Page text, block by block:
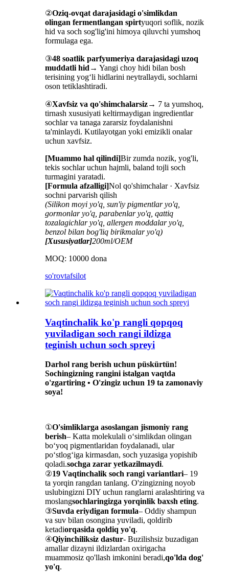
②Oziq-ovqat darajasidagi o'simlikdan
olingan fermentlangan spirtyuqori soflik, nozik
hid va soch sog'lig'ini himoya qiluvchi yumshoq
formulaga ega.
③48 soatlik parfyumeriya darajasidagi uzoq
muddatli hid → Yangi choy hidi bilan bosh
terisining yog‘li hidlarini neytrallaydi, sochlarni
oson tetiklashtiradi.
④Xavfsiz va qo'shimchalarsiz→ 7 ta yumshoq,
tirnash xususiyati keltirmaydigan ingredientlar
sochlar va tanaga zararsiz foydalanishni
ta'minlaydi. Kutilayotgan yoki emizikli onalar
uchun xavfsiz.
[Muammo hal qilindi]Bir zumda nozik, yog'li,
tekis sochlar uchun hajmli, baland tojli soch
turmagini yaratadi.
[Formula afzalligi]Nol qo'shimchalar · Xavfsiz
sochni parvarish qilish
(Silikon moyi yo'q, sun'iy pigmentlar yo'q,
gormonlar yo'q, parabenlar yo'q, qattiq
tozalagichlar yo'q, allergen moddalar yo'q,
benzol bilan bog'liq birikmalar yo'q)
[Xususiyatlar]200ml/OEM
MOQ: 10000 dona
so'rovtafsilot
Vaqtinchalik ko'p rangli qopqoq
yuviladigan soch rangi ildizga
teginish uchun soch spreyi
Darhol rang berish uchun püskürtün!
Sochingizning rangini istalgan vaqtda
o'zgartiring • O'zingiz uchun 19 ta zamonaviy
soya!
①O'simliklarga asoslangan jismoniy rang
berish– Katta molekulali o‘simlikdan olingan
bo‘yoq pigmentlaridan foydalanadi, ular
po‘stlog‘iga kirmasdan, soch yuzasiga yopishib
qoladi.sochga zarar yetkazilmaydi.
②19 Vaqtinchalik soch rangi variantlari– 19
ta yorqin rangdan tanlang. O'zingizning noyob
uslubingizni DIY uchun ranglarni aralashtiring va
moslangsochlaringizga yorqinlik baxsh eting.
③Suvda eriydigan formula– Oddiy shampun
va suv bilan osongina yuviladi, qoldirib
ketadiorqasida qoldiq yo'q.
④Qiyinchiliksiz dastur- Buzilishsiz buzadigan
amallar dizayni ildizlardan oxirigacha
muammosiz qo'llash imkonini beradi,qo'lda dog'
yo'q.